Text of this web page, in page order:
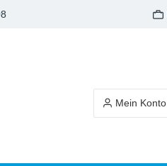
Mein Konto